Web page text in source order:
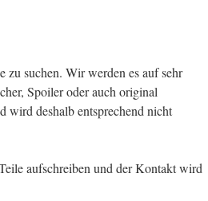
suchen. Wir werden es auf sehr
Spoiler oder auch original
wird deshalb entsprechend nicht
aufschreiben und der Kontakt wird